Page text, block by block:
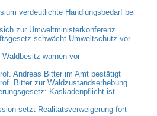
verdeutlichte Handlungsbedarf bei
zur Umweltministerkonferenz
schwächt Umweltschutz vor
warnen vor
Andreas Bitter im Amt bestätigt
Bitter zur Waldzustandserhebung
Kaskadenpflicht ist
setzt Realitätsverweigerung fort –